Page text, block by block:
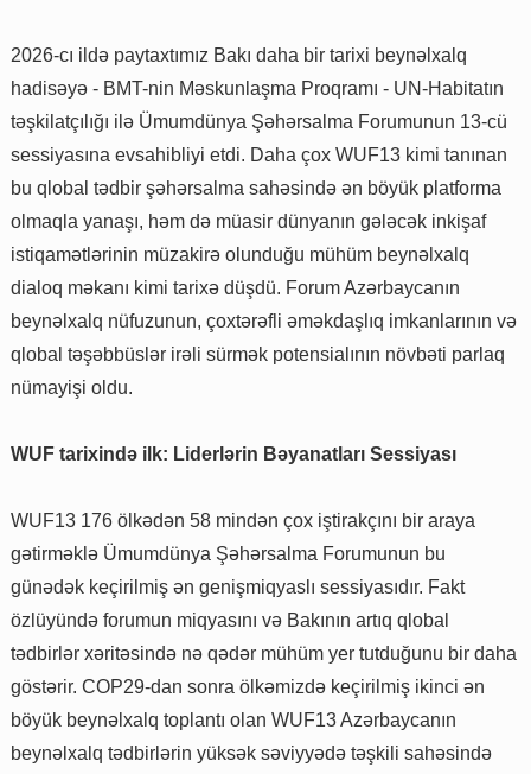
2026-cı ildə paytaxtımız Bakı daha bir tarixi beynəlxalq
hadisəyə - BMT-nin Məskunlaşma Proqramı - UN-Habitatın
təşkilatçılığı ilə Ümumdünya Şəhərsalma Forumunun 13-cü
sessiyasına evsahibliyi etdi. Daha çox WUF13 kimi tanınan
bu qlobal tədbir şəhərsalma sahəsində ən böyük platforma
olmaqla yanaşı, həm də müasir dünyanın gələcək inkişaf
istiqamətlərinin müzakirə olunduğu mühüm beynəlxalq
dialoq məkanı kimi tarixə düşdü. Forum Azərbaycanın
beynəlxalq nüfuzunun, çoxtərəfli əməkdaşlıq imkanlarının və
qlobal təşəbbüslər irəli sürmək potensialının növbəti parlaq
nümayişi oldu.
WUF tarixində ilk: Liderlərin Bəyanatları Sessiyası
WUF13 176 ölkədən 58 mindən çox iştirakçını bir araya
gətirməklə Ümumdünya Şəhərsalma Forumunun bu
günədək keçirilmiş ən genişmiqyaslı sessiyasıdır. Fakt
özlüyündə forumun miqyasını və Bakının artıq qlobal
tədbirlər xəritəsində nə qədər mühüm yer tutduğunu bir daha
göstərir. COP29-dan sonra ölkəmizdə keçirilmiş ikinci ən
böyük beynəlxalq toplantı olan WUF13 Azərbaycanın
beynəlxalq tədbirlərin yüksək səviyyədə təşkili sahəsində